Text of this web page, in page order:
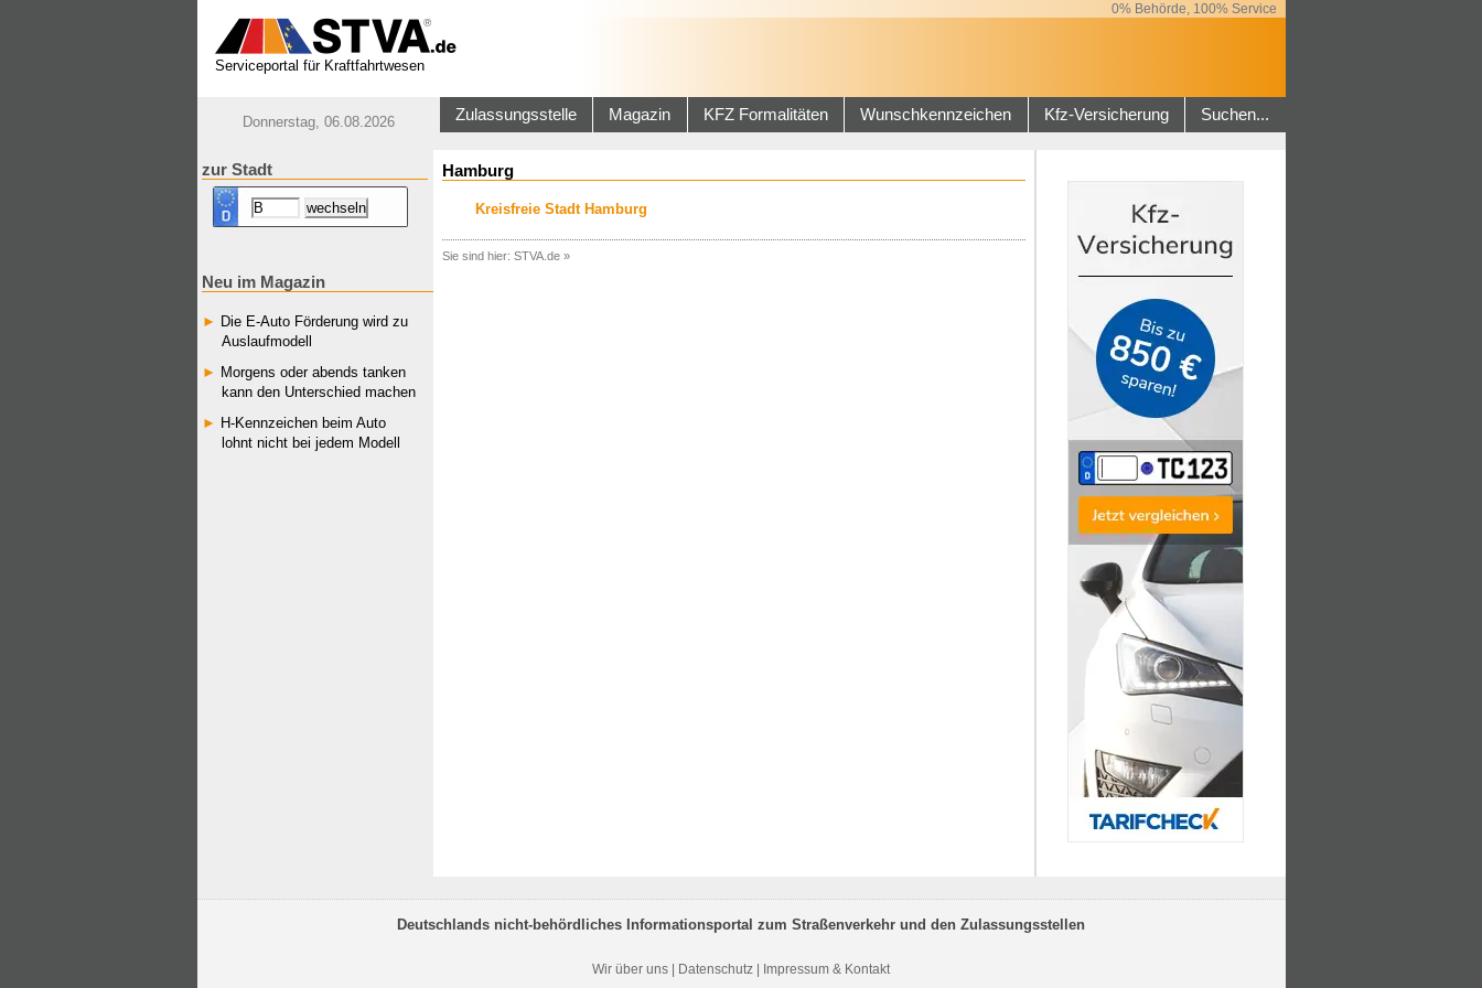
0% Behörde, 100% Service
Serviceportal für Kraftfahrtwesen
Donnerstag, 06.08.2026 Zulassungsstelle Magazin KFZ Formalitäten Wunschkennzeichen Kfz-Versicherung Suchen...
zur Stadt
Neu im Magazin
Die E-Auto Förderung wird zu
Auslaufmodell
Morgens oder abends tanken
kann den Unterschied machen
H-Kennzeichen beim Auto
lohnt nicht bei jedem Modell
Hamburg
Kreisfreie Stadt Hamburg
Sie sind hier: STVA.de»
Deutschlands nicht-behördliches Informationsportal zum Straßenverkehr und den Zulassungsstellen
Wir über uns Datenschutz Impressum & Kontakt